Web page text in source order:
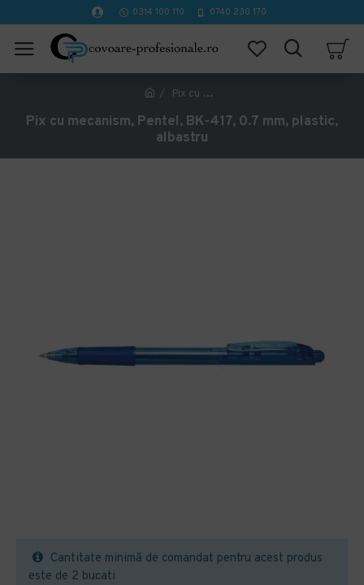
0314 100 110 0740 230 170
Pix cu mecanism, Pentel, BK-417, 0.7 mm, plastic, albastru
Pix cu mecanism, Pentel, BK-417, 0.7 mm, plastic,
albastru
Cantitate minimă de comandat pentru acest produs
este de 2 bucati